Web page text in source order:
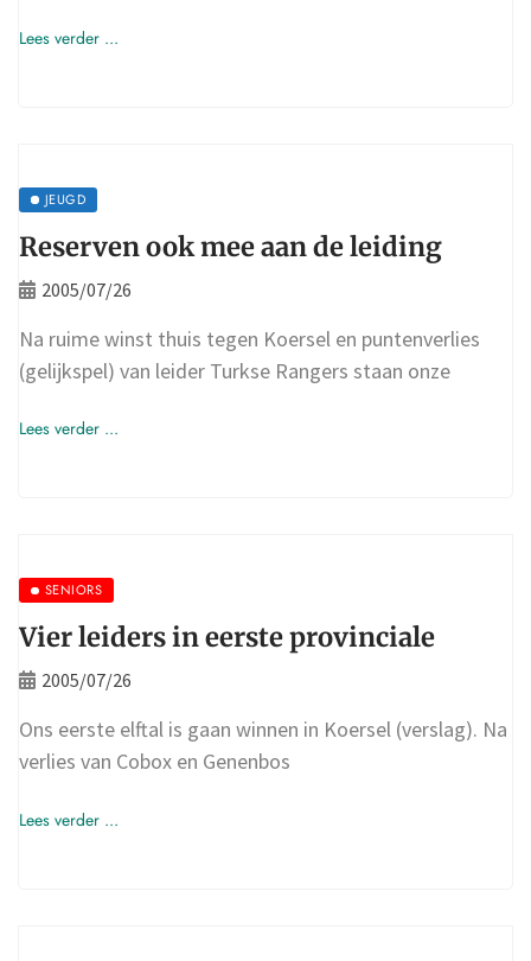
Lees verder ...
JEUGD
Reserven ook mee aan de leiding
2005/07/26
Na ruime winst thuis tegen Koersel en puntenverlies
(gelijkspel) van leider Turkse Rangers staan onze
Lees verder ...
SENIORS
Vier leiders in eerste provinciale
2005/07/26
Ons eerste elftal is gaan winnen in Koersel (verslag). Na
verlies van Cobox en Genenbos
Lees verder ...